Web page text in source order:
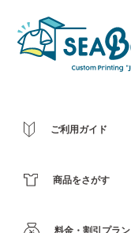
ご利用ガイド
商品をさがす
料金・割引プラン